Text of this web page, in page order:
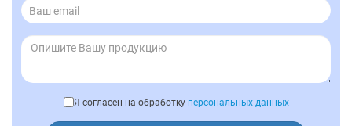
Я согласен на обработку персональных данных